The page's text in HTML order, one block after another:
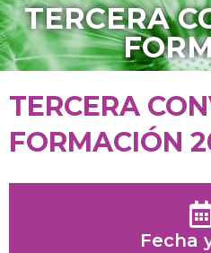
TERCERA
TERCERA
FORMACIÓN
Fecha